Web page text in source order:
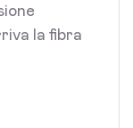
la fibra